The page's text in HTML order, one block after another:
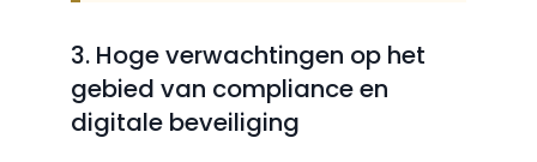
3. Hoge verwachtingen op het
gebied van compliance en
digitale beveiliging